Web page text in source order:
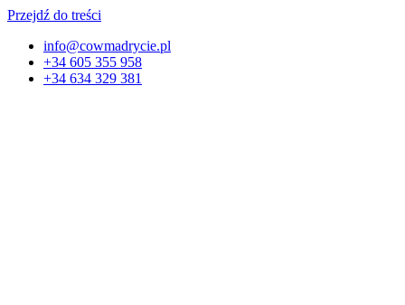
Przejdź do treści
info@cowmadrycie.pl
+34 605 355 958
+34 634 329 381​